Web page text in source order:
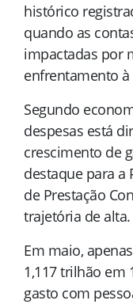
histórico
quando as
impactadas por
enfrentamento
Segundo
despesas está
crescimento de
destaque para a
de Prestação
trajetória de alta.
Em maio,
1,117 trilhão em
gasto com